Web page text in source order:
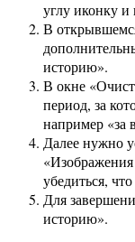
углу иконку
В
историю».
В окне
период, за
например «за
Далее нужно
убедиться,
Для
историю».